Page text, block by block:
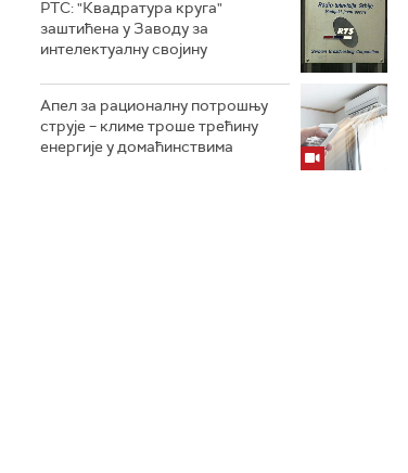
РТС: "Квадратура круга"
заштићена у Заводу за
интелектуалну својину
Апел за рационалну потрошњу
струје – климе троше трећину
енергије у домаћинствима